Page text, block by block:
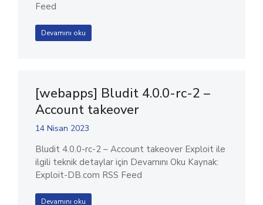
Feed
Devamını oku
[webapps] Bludit 4.0.0-rc-2 –
Account takeover
14 Nisan 2023
Bludit 4.0.0-rc-2 – Account takeover Exploit ile
ilgili teknik detaylar için Devamını Oku Kaynak:
Exploit-DB.com RSS Feed
Devamını oku